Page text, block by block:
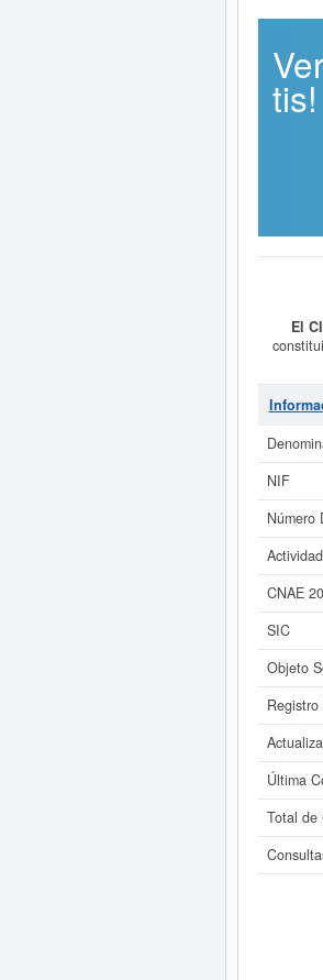
tis!
El
se
Si está
NIF
Número
CNAE
SIC
Objeto
Registro
Última
Total de